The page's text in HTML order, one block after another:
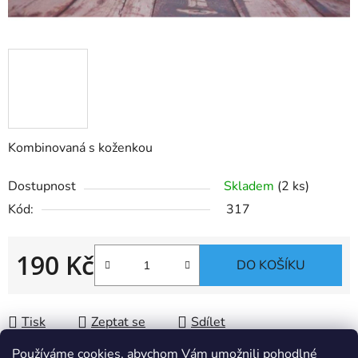
Používáme cookies, abychom Vám umožnili pohodlné
Kombinovaná s koženkou
Dostupnost Skladem (2 ks)
Kód:
317
190 Kč DO KOŠÍKU
Tisk Zeptat se Sdílet